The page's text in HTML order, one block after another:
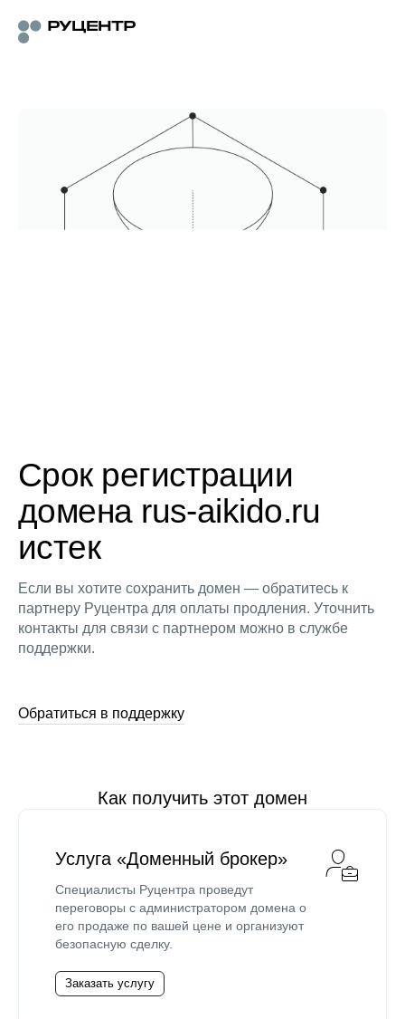
Срок регистрации
домена rus-aikido.ru
истек
Если вы хотите сохранить домен — обратитесь к
партнеру Руцентра для оплаты продления. Уточнить
контакты для связи с партнером можно в службе
поддержки.
Обратиться в поддержку
Как получить этот домен
Услуга «Доменный брокер»
Специалисты Руцентра проведут
переговоры с администратором домена о
его продаже по вашей цене и организуют
безопасную сделку.
Заказать услугу